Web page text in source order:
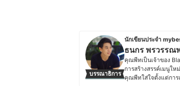
บรรณาธิการ
นักเขียนประจำ
ธนกร พรวรรณ
คุณพีทเป็นเจ้าของ
การสร้างสรรค์เมนูใ
คุณพีทใส่ใจตั้งแต่การ